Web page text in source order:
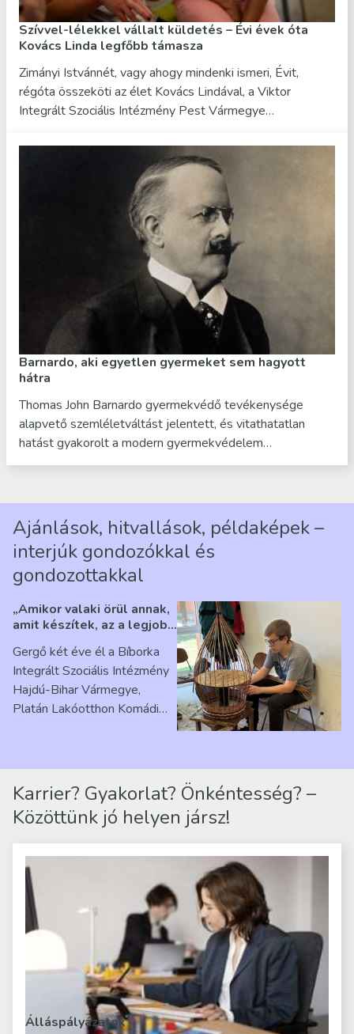
Szívvel-lélekkel vállalt küldetés – Évi évek óta
Kovács Linda legfőbb támasza
Zimányi Istvánnét, vagy ahogy mindenki ismeri, Évit,
régóta összeköti az élet Kovács Lindával, a Viktor
Integrált Szociális Intézmény Pest Vármegye…
Barnardo, aki egyetlen gyermeket sem hagyott
hátra
Thomas John Barnardo gyermekvédő tevékenysége
alapvető szemléletváltást jelentett, és vitathatatlan
hatást gyakorolt a modern gyermekvédelem…
Ajánlások, hitvallások, példaképek –
interjúk gondozókkal és
gondozottakkal
„Amikor valaki örül annak,
amit készítek, az a legjobb
Ribárszky Gergő ellátottal
Gergő két éve él a Bíborka
Integrált Szociális Intézmény
Hajdú-Bihar Vármegye,
Platán Lakóotthon Komádi
Karrier? Gyakorlat? Önkéntesség? –
Közöttünk jó helyen jársz!
Álláspályázatok